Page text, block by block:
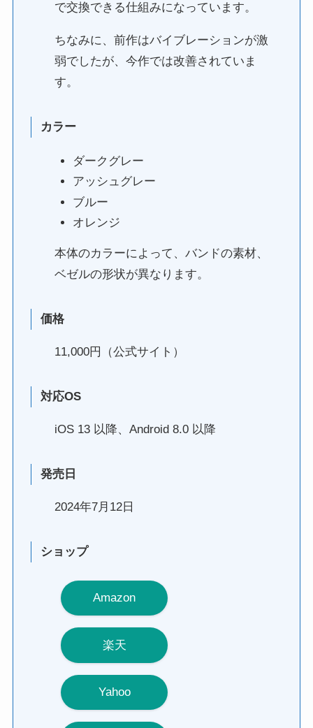
で交換できる仕組みになっています。
ちなみに、前作はバイブレーションが激
弱でしたが、今作では改善されていま
す。
カラー
ダークグレー
アッシュグレー
ブルー
オレンジ
本体のカラーによって、バンドの素材、
ベゼルの形状が異なります。
価格
11,000円（公式サイト）
対応OS
iOS 13 以降、Android 8.0 以降
発売日
2024年7月12日
ショップ
Amazon
楽天
Yahoo